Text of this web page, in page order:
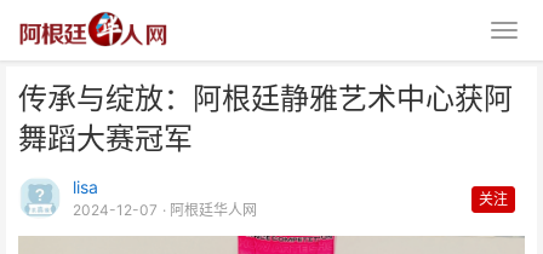
传承与绽放：阿根廷静雅艺术中心获阿
舞蹈大赛冠军
lisa
2024-12-07 · 阿根廷华人网
关注